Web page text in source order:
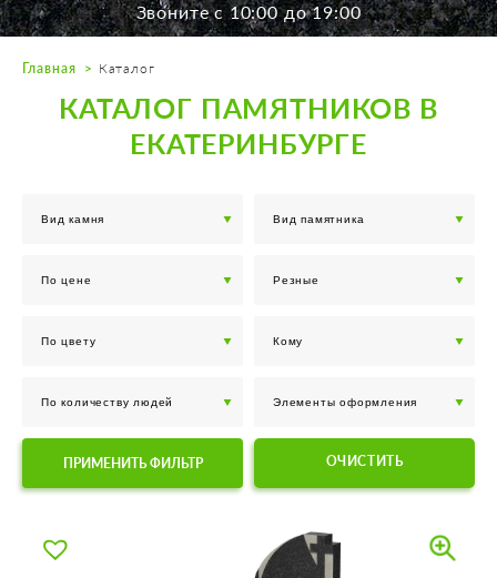
K2532513@yandex.ru
Пн. — Пт. с 10:00 до 19:00
Воскресенье по договор.
Звоните с 10:00 до 19:00
Главная Каталог
КАТАЛОГ ПАМЯТНИКОВ В
ЕКАТЕРИНБУРГЕ
ПРИМЕНИТЬ ФИЛЬТР ОЧИСТИТЬ